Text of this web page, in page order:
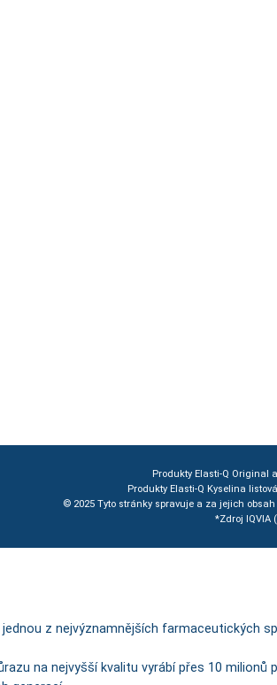
Produkty Elasti-Q Original
Produkty Elasti-Q Kyselina
© 2025 Tyto stránky spravuje a za jejich obsah
*Zdroj IQVIA
z nejvýznamnějších farmaceutických
na nejvyšší kvalitu vyrábí přes 10